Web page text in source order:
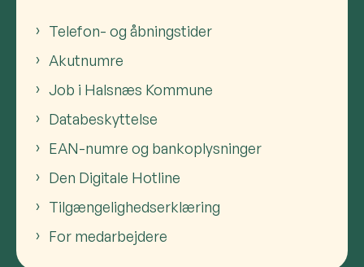
Telefon- og åbningstider
Akutnumre
Job i Halsnæs Kommune
Databeskyttelse
EAN-numre og bankoplysninger
Den Digitale Hotline
Tilgængelighedserklæring
For medarbejdere